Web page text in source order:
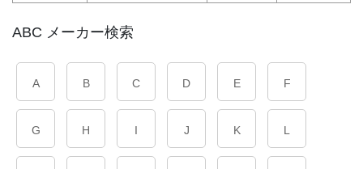
ABC メーカー検索
A B C D E F
G H I J K L